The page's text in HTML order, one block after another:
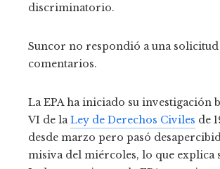
discriminatorio.
Suncor no respondió a una solicitud
comentarios.
La EPA ha iniciado su investigación
VI de laLey de Derechos Civiles de
desde marzo pero pasó
misiva del miércoles, lo que explica